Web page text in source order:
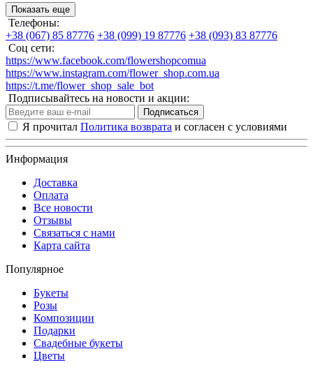
Показать еще
Телефоны:
+38 (067) 85 87776 +38 (099) 19 87776 +38 (093) 83 87776
Соц сети:
https://www.facebook.com/flowershopcomua
https://www.instagram.com/flower_shop.com.ua
https://t.me/flower_shop_sale_bot
Подписывайтесь на новости и акции:
Подписаться
Я прочитал Политика возврата и согласен с условиями
Информация
Доставка
Оплата
Все новости
Отзывы
Связаться с нами
Карта сайта
Популярное
Букеты
Розы
Композиции
Подарки
Свадебные букеты
Цветы